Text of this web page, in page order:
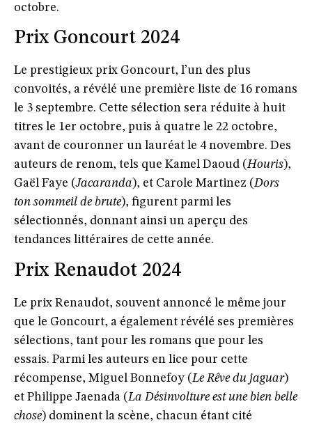
octobre.
Prix Goncourt 2024
Le prestigieux prix Goncourt, l’un des plus
convoités, a révélé une première liste de 16 romans
le 3 septembre. Cette sélection sera réduite à huit
titres le 1er octobre, puis à quatre le 22 octobre,
avant de couronner un lauréat le 4 novembre. Des
auteurs de renom, tels que Kamel Daoud (Houris),
Gaël Faye (Jacaranda), et Carole Martinez (Dors
ton sommeil de brute), figurent parmi les
sélectionnés, donnant ainsi un aperçu des
tendances littéraires de cette année.
Prix Renaudot 2024
Le prix Renaudot, souvent annoncé le même jour
que le Goncourt, a également révélé ses premières
sélections, tant pour les romans que pour les
essais. Parmi les auteurs en lice pour cette
récompense, Miguel Bonnefoy (Le Rêve du jaguar)
et Philippe Jaenada (La Désinvolture est une bien belle
chose) dominent la scène, chacun étant cité